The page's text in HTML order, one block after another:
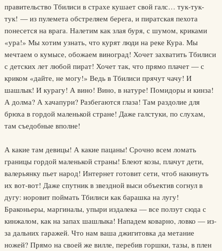
правительство Тбилиси в страхе кушает свой галс… тук-тук-
тук! — из пулемета обстреляем берега, и пиратская пехота
понесется на врага. Налетим как злая буря, с шумом, криками
«ура!» Мы хотим узнать, что курят люди на реке Кура. Мы
мечтаем о кумысе, обожаем виноград! Хочет захватить Тбилиси
с детских лет любой пират! Хочет так, что прямо плачет — с
криком «дайте, не могу!» Ведь в Тбилиси прячут чачу! И
шашлык! И курагу! А вино! Вино, в натуре! Помидоры и кинза!
А долма? А хачапури? Разбегаются глаза! Там раздолие для
брюха в гордой маленькой стране! Даже галстуки, по слухам,
там съедобные вполне!
А какие там девицы! А какие пацаны! Срочно всем ломать
границы гордой маленькой страны! Блеют козы, плачут дети,
валерьянку пьет народ! Интернет готовит сети, чтоб накинуть
их вот-вот! Даже спутник в звездной выси объектив согнул в
дугу: норовит поймать Тбилиси как барашка на лугу!
Браконьеры, маргиналы, упыри издалека — все ползут сюда с
кинжалом, как на запах шашлыка! Нападем коварно, ловко — из-
за дальних гаражей. Что нам ваша джигитовка да метание
ножей? Прямо на своей же вилле, перебив горшки, тазы, в плен